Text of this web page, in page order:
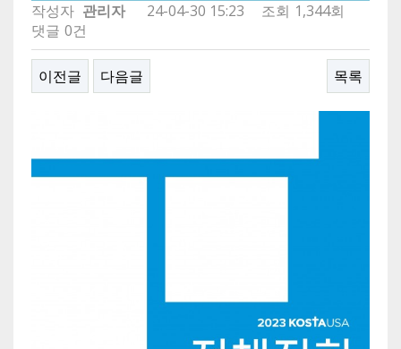
작성자 관리자 24-04-30 15:23 조회 1,344회
댓글 0건
이전글 다음글 목록